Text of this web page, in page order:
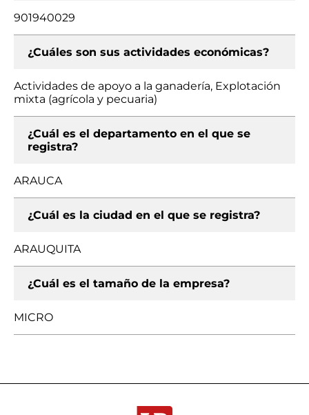
901940029
¿Cuáles son sus actividades económicas?
Actividades de apoyo a la ganadería, Explotación
mixta (agrícola y pecuaria)
¿Cuál es el departamento en el que se
registra?
ARAUCA
¿Cuál es la ciudad en el que se registra?
ARAUQUITA
¿Cuál es el tamaño de la empresa?
MICRO